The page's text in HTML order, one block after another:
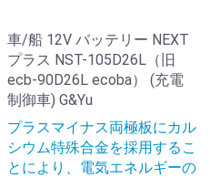
車/船 12V バッテリー NEXT
プラス NST-105D26L（旧
ecb-90D26L ecoba） (充電
制御車) G&Yu
プラスマイナス両極板にカル
シウム特殊合金を採用するこ
とにより、電気エネルギーの